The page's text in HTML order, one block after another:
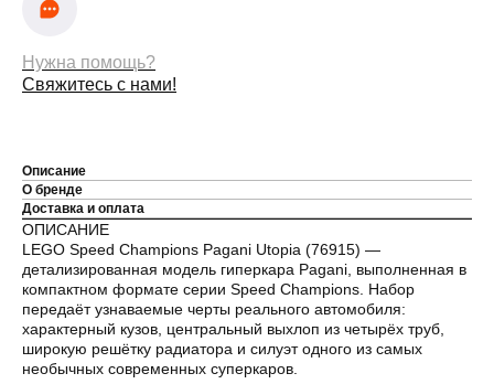
Нужна помощь?
Свяжитесь с нами!
Описание
О бренде
Доставка и оплата
ОПИСАНИЕ
LEGO Speed Champions Pagani Utopia (76915) —
детализированная модель гиперкара Pagani, выполненная в
компактном формате серии Speed Champions. Набор
передаёт узнаваемые черты реального автомобиля:
характерный кузов, центральный выхлоп из четырёх труб,
широкую решётку радиатора и силуэт одного из самых
необычных современных суперкаров.